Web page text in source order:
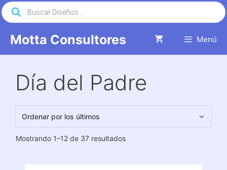
Saltar
al
Motta Consultores Menú
Búsqueda
de
productos
Día del Padre
Mostrando 1–12 de 37 resultadosOrdenado